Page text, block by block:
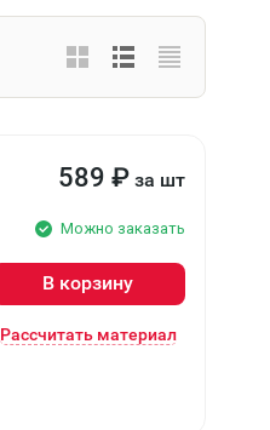
589 ₽ за шт
Можно заказать
В корзину
Рассчитать материал